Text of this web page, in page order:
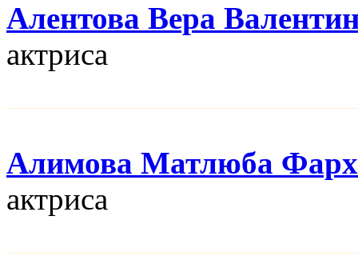
Алентова Вера
актриса
Алимова Матлюба
актриса